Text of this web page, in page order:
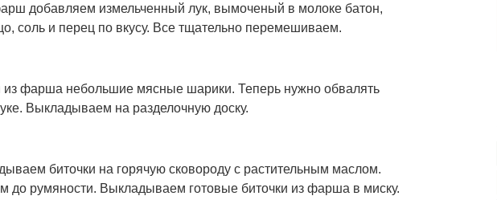
добавляем измельченный лук, вымоченый в молоке батон,
соль и перец по вкусу. Все тщательно перемешиваем.
фарша небольшие мясные шарики. Теперь нужно обвалять
Выкладываем на разделочную доску.
биточки на горячую сковороду с растительным маслом.
до румяности. Выкладываем готовые биточки из фарша в миску.